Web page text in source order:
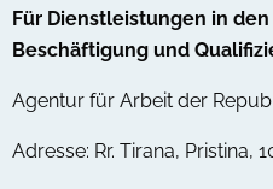
Für Dienstleistungen in
Beschäftigung und
Agentur für Arbeit der
Adresse: Rr. Tirana, Pristina,